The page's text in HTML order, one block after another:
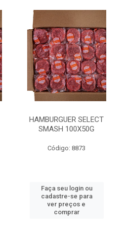
HAMBURGUER SELECT
SMASH 100X50G
Código: 8873
Faça seu login ou
cadastre-se para
ver preços e
comprar